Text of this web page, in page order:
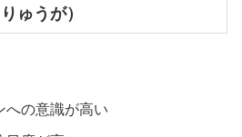
ゅうが）
への意識が高い